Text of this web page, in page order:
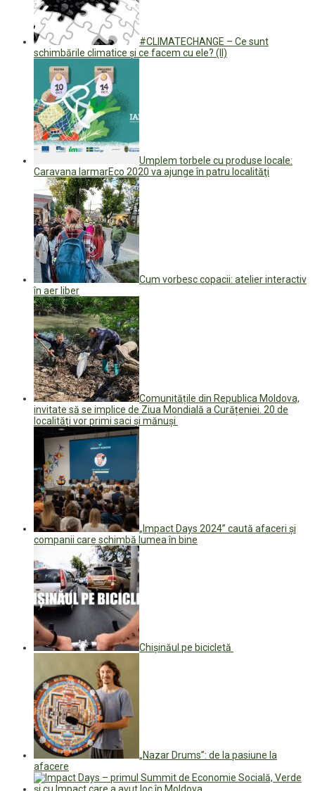
#CLIMATECHANGE – Ce sunt
schimbările climatice și ce facem cu ele? (II)
Umplem torbele cu produse locale:
Caravana IarmarEco 2020 va ajunge în patru localităţi
Cum vorbesc copacii: atelier interactiv
în aer liber
Comunitățile din Republica Moldova,
invitate să se implice de Ziua Mondială a Curățeniei. 20 de
localități vor primi saci și mănuși
„Impact Days 2024” caută afaceri și
companii care schimbă lumea în bine
Chișinăul pe bicicletă
„Nazar Drums”: de la pasiune la
afacere